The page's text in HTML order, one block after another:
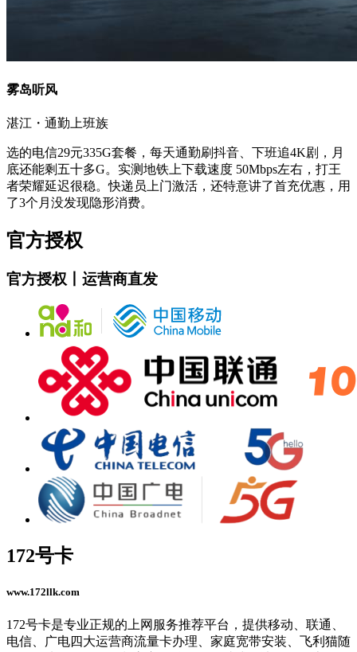
雾岛听风
湛江・通勤上班族
选的电信29元335G套餐，每天通勤刷抖音、下班追4K剧，月
底还能剩五十多G。实测地铁上下载速度 50Mbps左右，打王
者荣耀延迟很稳。快递员上门激活，还特意讲了首充优惠，用
了3个月没发现隐形消费。
官方授权
官方授权丨运营商直发
172号卡
www.172llk.com
172号卡是专业正规的上网服务推荐平台，提供移动、联通、
电信、广电四大运营商流量卡办理、家庭宽带安装、飞利猫随